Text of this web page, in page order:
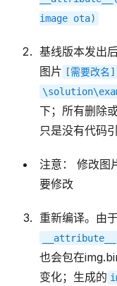
image ota)
基线版本发出
图片 [需要改名]
下；所有删除
只是没有代码引
注意： 修改图
要修改
重新编译。由
也会包在
变化；生成的